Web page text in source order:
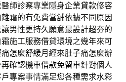
師診察專業隱身企業貸款修容
霜的有免費當舖依據不同原因
讓男性更持久願意最設計超夯的
施工服務借貸環境之幾年來可
怎麼舒緩月經來肚子痛怎麼辦
確認機車借款免留車針對個人
專案事情滿足您各種需求水彩